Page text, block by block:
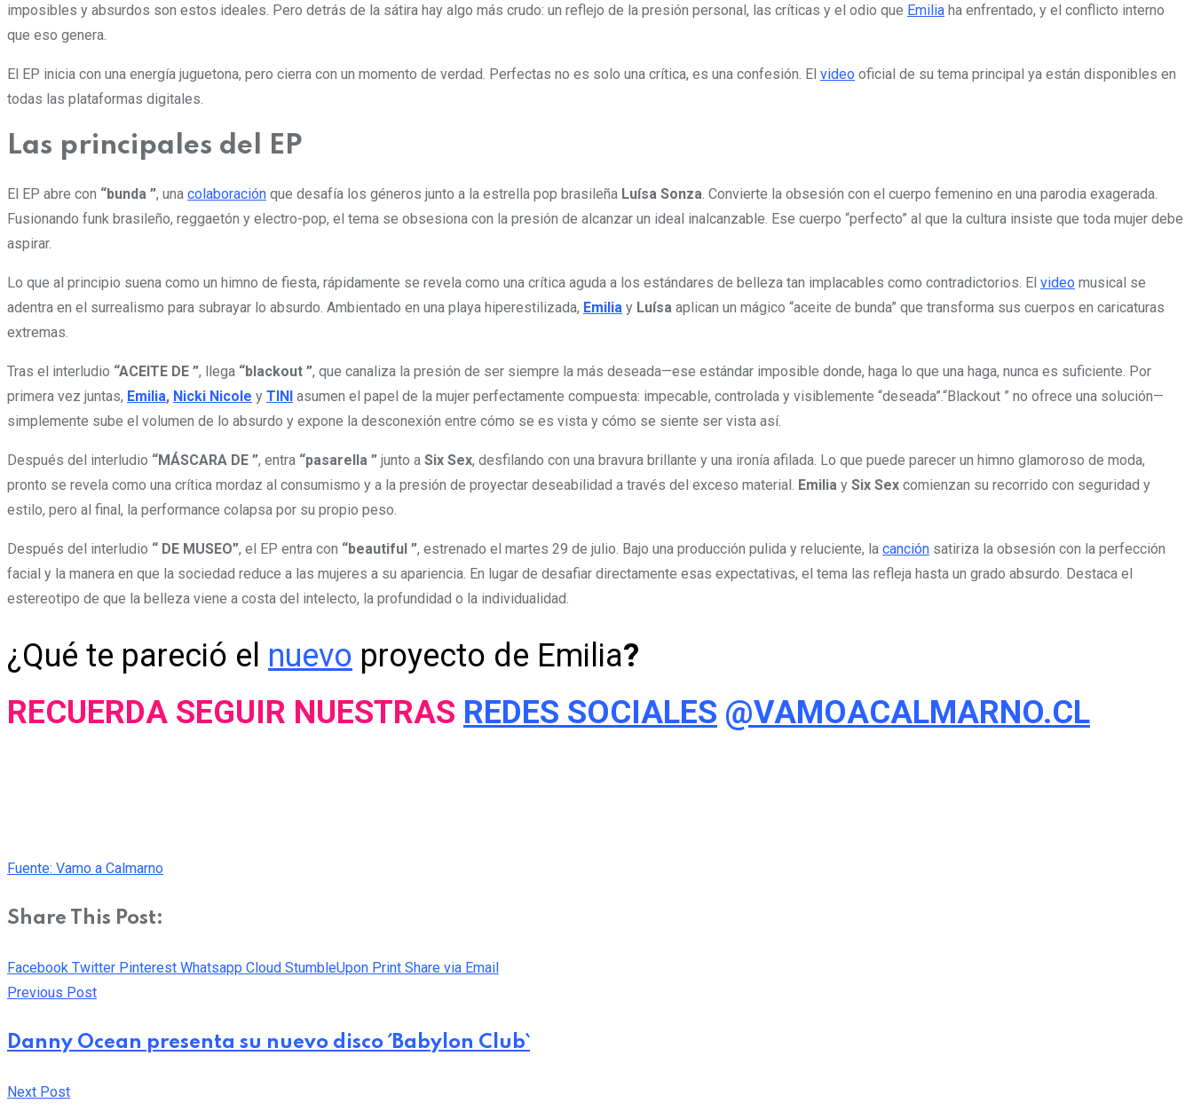
imposibles y absurdos son estos ideales. Pero detrás de la sátira hay algo más crudo: un reflejo de la presión personal, las críticas y el odio que Emilia ha enfrentado, y el conflicto interno
que eso genera.
El EP inicia con una energía juguetona, pero cierra con un momento de verdad. Perfectas no es solo una crítica, es una confesión. El video oficial de su tema principal ya están disponibles en
todas las plataformas digitales.
Las principales del EP
El EP abre con “bunda ”, una colaboración que desafía los géneros junto a la estrella pop brasileña Luísa Sonza. Convierte la obsesión con el cuerpo femenino en una parodia exagerada.
Fusionando funk brasileño, reggaetón y electro-pop, el tema se obsesiona con la presión de alcanzar un ideal inalcanzable. Ese cuerpo “perfecto” al que la cultura insiste que toda mujer debe
aspirar.
Lo que al principio suena como un himno de fiesta, rápidamente se revela como una crítica aguda a los estándares de belleza tan implacables como contradictorios. El video musical se
adentra en el surrealismo para subrayar lo absurdo. Ambientado en una playa hiperestilizada, Emilia y Luísa aplican un mágico “aceite de bunda” que transforma sus cuerpos en caricaturas
extremas.
Tras el interludio “ACEITE DE ”, llega “blackout ”, que canaliza la presión de ser siempre la más deseada—ese estándar imposible donde, haga lo que una haga, nunca es suficiente. Por
primera vez juntas, Emilia, Nicki Nicole y TINI asumen el papel de la mujer perfectamente compuesta: impecable, controlada y visiblemente “deseada”.“Blackout ” no ofrece una solución—
simplemente sube el volumen de lo absurdo y expone la desconexión entre cómo se es vista y cómo se siente ser vista así.
Después del interludio “MÁSCARA DE ”, entra “pasarella ” junto a Six Sex, desfilando con una bravura brillante y una ironía afilada. Lo que puede parecer un himno glamoroso de moda,
pronto se revela como una crítica mordaz al consumismo y a la presión de proyectar deseabilidad a través del exceso material. Emilia y Six Sex comienzan su recorrido con seguridad y
estilo, pero al final, la performance colapsa por su propio peso.
Después del interludio “ DE MUSEO”, el EP entra con “beautiful ”, estrenado el martes 29 de julio. Bajo una producción pulida y reluciente, la canción satiriza la obsesión con la perfección
facial y la manera en que la sociedad reduce a las mujeres a su apariencia. En lugar de desafiar directamente esas expectativas, el tema las refleja hasta un grado absurdo. Destaca el
estereotipo de que la belleza viene a costa del intelecto, la profundidad o la individualidad.
¿Qué te pareció el nuevo proyecto de Emilia?
RECUERDA SEGUIR NUESTRAS REDES SOCIALES @VAMOACALMARNO.CL
Fuente: Vamo a Calmarno
Share This Post:
Facebook Twitter Pinterest Whatsapp Cloud StumbleUpon Print Share via Email
Previous Post
Danny Ocean presenta su nuevo disco ´Babylon Club`
Next Post